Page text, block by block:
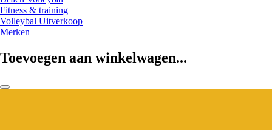
Fitness & training
Volleybal Uitverkoop
Merken
Toevoegen aan winkelwagen...